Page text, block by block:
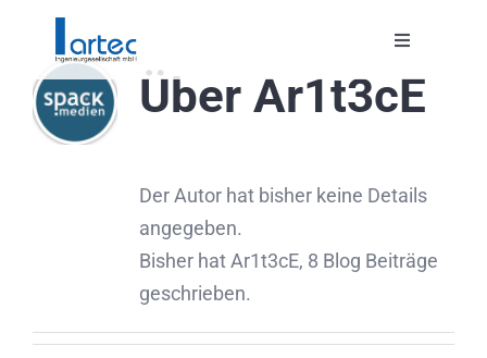
springen
Toggle
HOME
Über Ar1t3cE
Der Autor hat bisher keine Details
angegeben.
Bisher hat Ar1t3cE, 8 Blog Beiträge
geschrieben.